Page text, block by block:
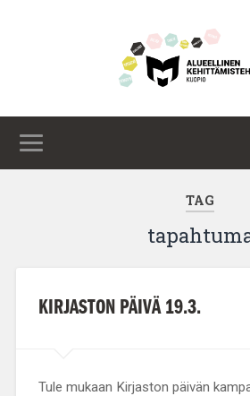
TAG
KIRJASTON PÄIVÄ 19.3.
Tule mukaan Kirjaston päivän